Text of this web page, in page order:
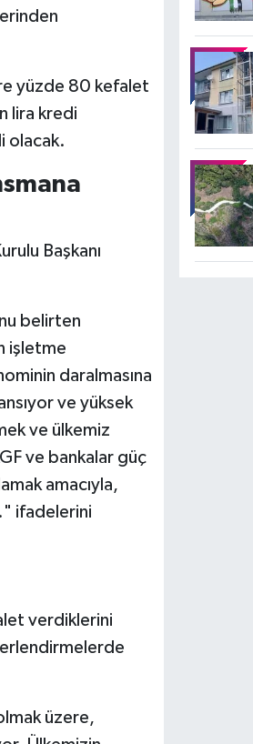
yüzde 80 kefalet
lira kredi
olacak.
Başkanı
belirten
işletme
daralmasına
ve yüksek
ve ülkemiz
ve bankalar güç
amacıyla,
ifadelerini
verdiklerini
üzere,